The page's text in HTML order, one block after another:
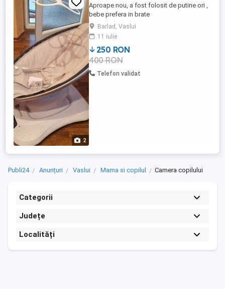
2
Aproape nou, a fost folosit de putine ori ,
bebe prefera in brate
Barlad, Vaslui
11 iulie
250 RON
400 RON
Telefon validat
Publi24 Anunțuri Vaslui Mama si copilul Camera copilului
Categorii
Județe
Localități